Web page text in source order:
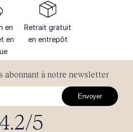
en
en
Retrait gratuit
en entrepôt
abonnant à notre newsletter
Envoyer
5